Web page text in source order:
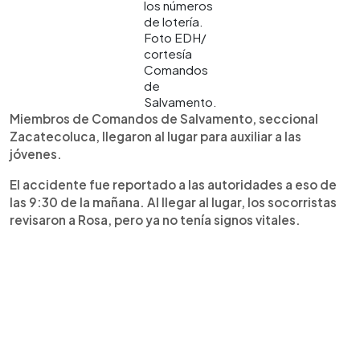
los números
de lotería.
Foto EDH/
cortesía
Comandos
de
Salvamento.
Miembros de Comandos de Salvamento, seccional
Zacatecoluca, llegaron al lugar para auxiliar a las
jóvenes.
El accidente fue reportado a las autoridades a eso de
las 9:30 de la mañana. Al llegar al lugar, los socorristas
revisaron a Rosa, pero ya no tenía signos vitales.